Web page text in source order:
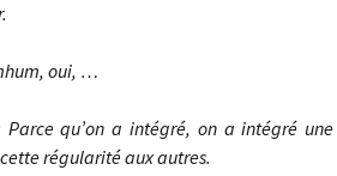
oui, …
Parce qu’on a intégré, on a intégré
régularité aux autres.